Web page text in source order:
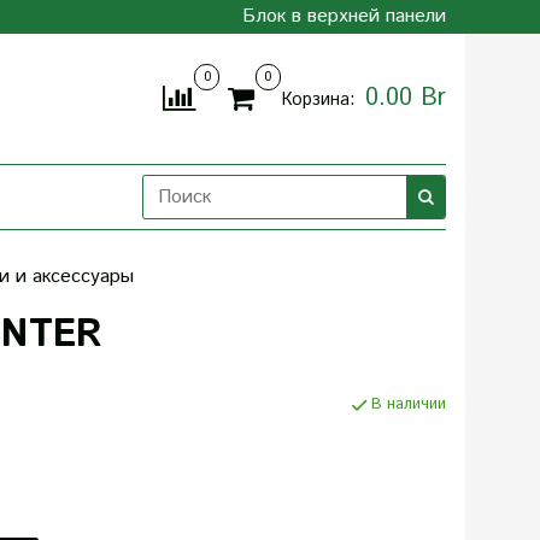
Блок в верхней панели
0 0
Корзина: 0.00 Br
и аксессуары
В наличии